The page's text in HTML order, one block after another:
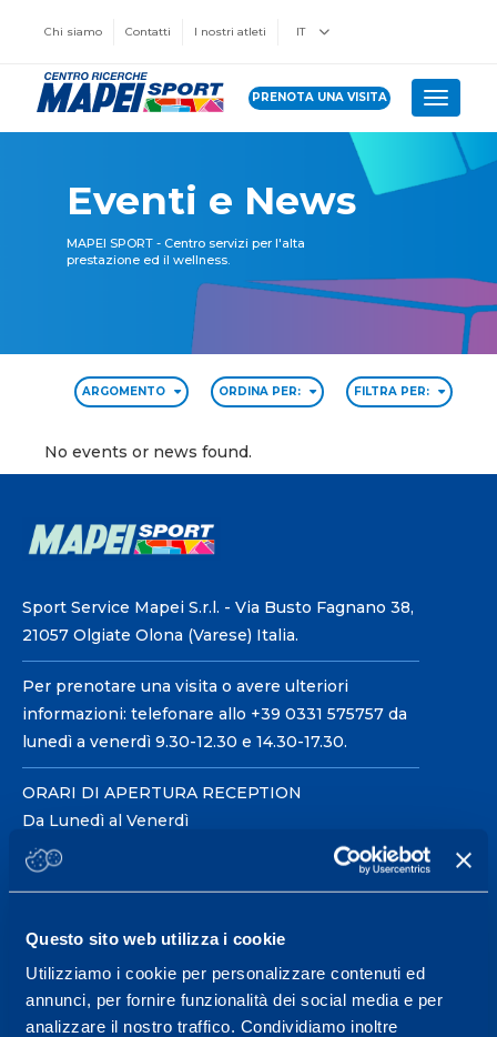
Questo sito web utilizza i cookie
Utilizziamo i cookie per personalizzare contenuti ed
annunci, per fornire funzionalità dei social media e per
analizzare il nostro traffico. Condividiamo inoltre
Chi siamo Contatti I nostri atleti IT
PRENOTA UNA VISITA Toggle
Eventi e News
MAPEI SPORT - Centro servizi per l'alta
prestazione ed il wellness.
ARGOMENTO ORDINA PER: FILTRA PER:
No events or news found.
Sport Service Mapei S.r.l. - Via Busto Fagnano 38,
21057 Olgiate Olona (Varese) Italia.
Per prenotare una visita o avere ulteriori
informazioni: telefonare allo +39 0331 575757 da
lunedì a venerdì 9.30-12.30 e 14.30-17.30.
ORARI DI APERTURA RECEPTION
Da Lunedì al Venerdì
08.30 - 18.30
Centro servizi per l'alta
prestazione ed il
wellness.